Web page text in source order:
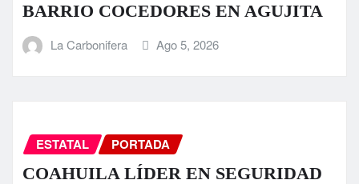
BARRIO COCEDORES EN AGUJITA
La Carbonifera Ago 5, 2026
ESTATAL PORTADA
COAHUILA LÍDER EN SEGURIDAD